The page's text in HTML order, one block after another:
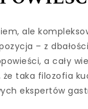
ale
– z
a cały
taka filozofia
ekspertów